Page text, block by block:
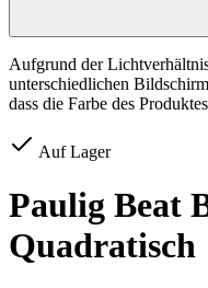
Aufgrund der
unterschiedlichen
dass die Farbe des
Auf Lager
Paulig Beat
Quadratisch